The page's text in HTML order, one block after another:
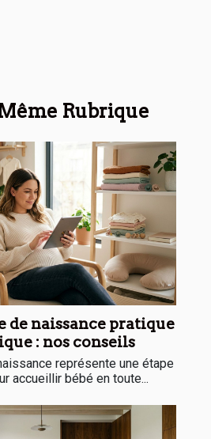
Rubrique
de naissance pratique
: nos conseils
représente une étape
accueillir bébé en toute...